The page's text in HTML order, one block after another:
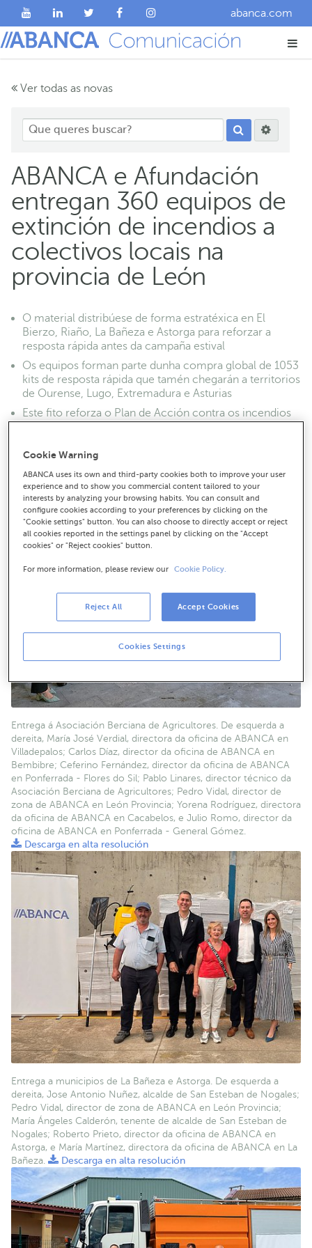
abanca.com
Ver todas as novas
ABANCA e Afundación
entregan 360 equipos de
extinción de incendios a
colectivos locais na
provincia de León
O material distribúese de forma estratéxica en El
Bierzo, Riaño, La Bañeza e Astorga para reforzar a
resposta rápida antes da campaña estival
Os equipos forman parte dunha compra global de 1053
kits de resposta rápida que tamén chegarán a territorios
de Ourense, Lugo, Extremadura e Asturias
Este fito reforza o Plan de Acción contra os incendios
de ABANCA e Afundación, que xa incluíu unha liña de
restauración ambiental
Entrega á Asociación Berciana de Agricultores. De esquerda a
dereita, María José Verdial, directora da oficina de ABANCA en
Villadepalos; Carlos Díaz, director da oficina de ABANCA en
Bembibre; Ceferino Fernández, director da oficina de ABANCA
en Ponferrada - Flores do Sil; Pablo Linares, director técnico da
Asociación Berciana de Agricultores; Pedro Vidal, director de
zona de ABANCA en León Provincia; Yorena Rodríguez, directora
da oficina de ABANCA en Cacabelos, e Julio Romo, director da
oficina de ABANCA en Ponferrada - General Gómez.
Descarga en alta resolución
Entrega a municipios de La Bañeza e Astorga. De esquerda a
dereita, Jose Antonio Nuñez, alcalde de San Esteban de Nogales;
Pedro Vidal, director de zona de ABANCA en León Provincia;
María Ángeles Calderón, tenente de alcalde de San Esteban de
Nogales; Roberto Prieto, director da oficina de ABANCA en
Astorga, e María Martínez, directora da oficina de ABANCA en La
Bañeza.
Descarga en alta resolución
Cookie Warning
ABANCA uses its own and third-party cookies both to improve your user
experience and to show you commercial content tailored to your
interests by analyzing your browsing habits. You can consult and
configure cookies according to your preferences by clicking on the
"Cookie settings" button. You can also choose to directly accept or reject
all cookies reported in the settings panel by clicking on the "Accept
cookies" or "Reject cookies" button.
For more information, please review our Cookie Policy.
Cookies Settings
Reject All Accept Cookies